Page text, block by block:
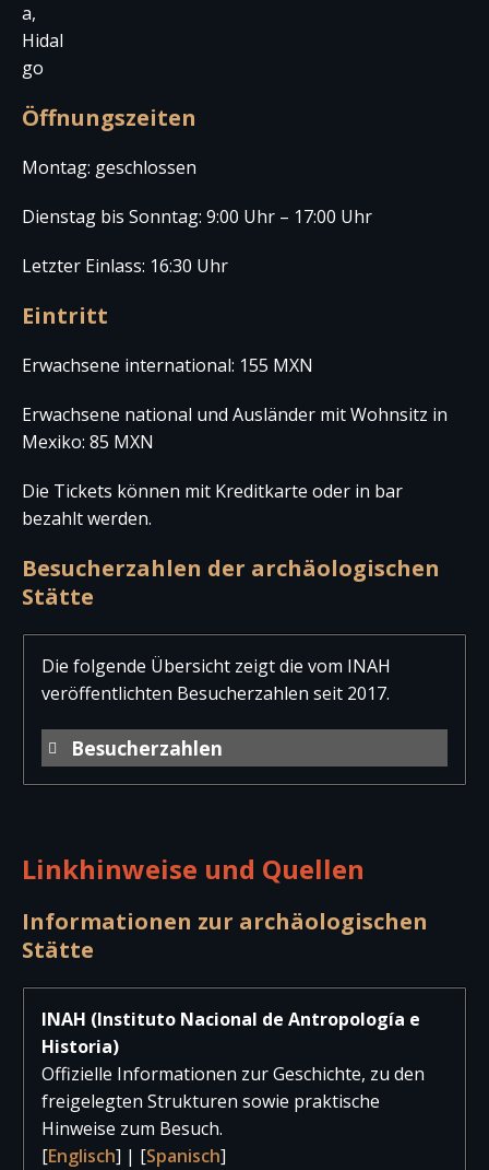
a,
Hidal
go
Öffnungszeiten
Montag: geschlossen
Dienstag bis Sonntag: 9:00 Uhr – 17:00 Uhr
Letzter Einlass: 16:30 Uhr
Eintritt
Erwachsene international: 155 MXN
Erwachsene national und Ausländer mit Wohnsitz in
Mexiko: 85 MXN
Die Tickets können mit Kreditkarte oder in bar
bezahlt werden.
Besucherzahlen der archäologischen
Stätte
Die folgende Übersicht zeigt die vom INAH
veröffentlichten Besucherzahlen seit 2017.
Besucherzahlen
Jahr
Besucher
Besucher
2025 9.877
2024
2023
2021
2020
5.335 130
2019
24.861
Linkhinweise und Quellen
Informationen zur archäologischen
Stätte
INAH (Instituto Nacional de Antropología e
Historia)
Offizielle Informationen zur Geschichte, zu den
freigelegten Strukturen sowie praktische
Hinweise zum Besuch.
[Englisch] | [Spanisch]